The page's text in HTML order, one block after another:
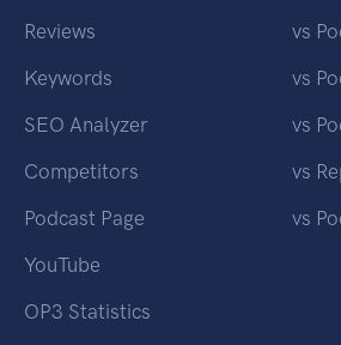
Reviews
Keywords
SEO Analyzer
Competitors
Podcast Page
YouTube
OP3 Statistics
vs
vs
vs
vs
vs